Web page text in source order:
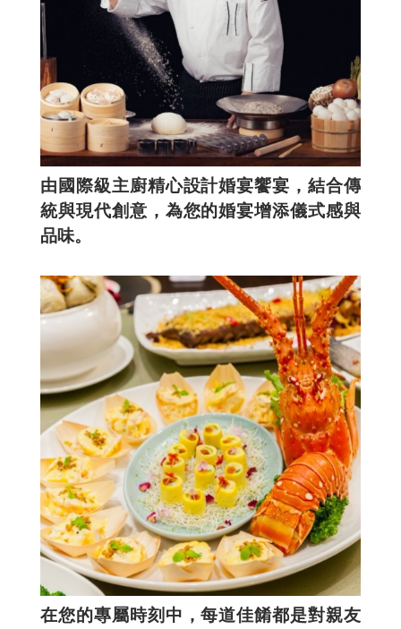
由國際級主廚精心設計婚宴饗宴，結合傳
統與現代創意，為您的婚宴增添儀式感與
品味。
在您的專屬時刻中，每道佳餚都是對親友